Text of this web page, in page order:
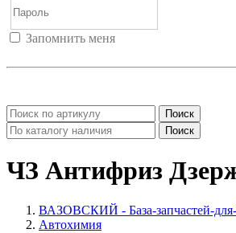
Запомнить меня
Поиск
Поиск
ЧЗ Антифриз
ВАЗОВСКИЙ - База-запчастей-
Автохимия